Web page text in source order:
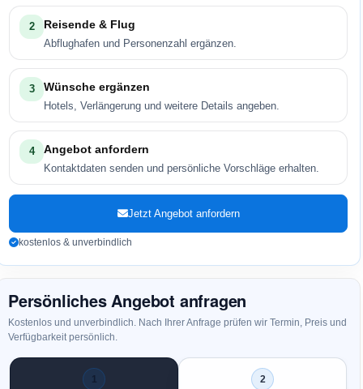
2 Reisende & Flug
Abflughafen und Personenzahl ergänzen.
3 Wünsche ergänzen
Hotels, Verlängerung und weitere Details angeben.
4 Angebot anfordern
Kontaktdaten senden und persönliche Vorschläge erhalten.
Jetzt Angebot anfordern
kostenlos & unverbindlich
Persönliches Angebot anfragen
Kostenlos und unverbindlich. Nach Ihrer Anfrage prüfen wir Termin, Preis und
Verfügbarkeit persönlich.